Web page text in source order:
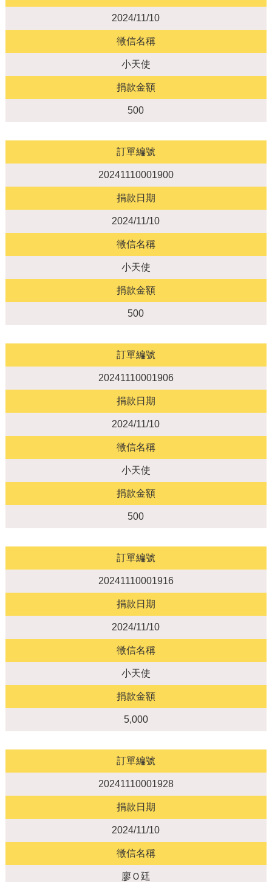
2024/11/10
徵信名稱
小天使
捐款金額
500
訂單編號
20241110001900
捐款日期
2024/11/10
徵信名稱
小天使
捐款金額
500
訂單編號
20241110001906
捐款日期
2024/11/10
徵信名稱
小天使
捐款金額
500
訂單編號
20241110001916
捐款日期
2024/11/10
徵信名稱
小天使
捐款金額
5,000
訂單編號
20241110001928
捐款日期
2024/11/10
徵信名稱
廖Ｏ廷